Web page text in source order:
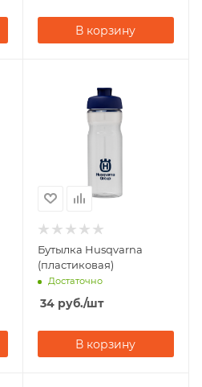
В корзину
Бутылка Husqvarna
(пластиковая)
Достаточно
34руб./шт
В корзину